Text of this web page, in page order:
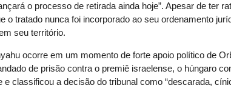
o processo de retirada ainda hoje”. Apesar de ter
o tratado nunca foi incorporado ao seu ordenamento
seu território.
ocorre em um momento de forte apoio político de
de prisão contra o premiê israelense, o húngaro
e classificou a decisão do tribunal como “descarada,